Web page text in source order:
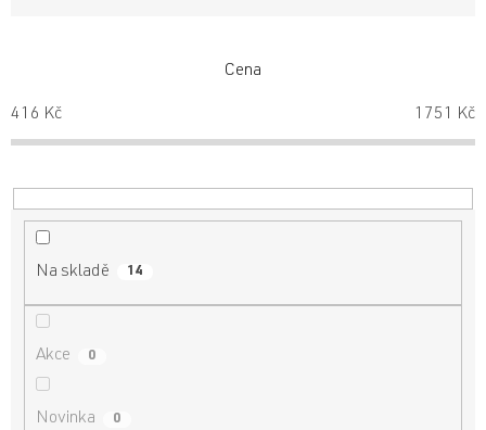
d
u
t
ů
Cena
416 Kč 1751 Kč
Na skladě 14
Akce 0
Novinka 0